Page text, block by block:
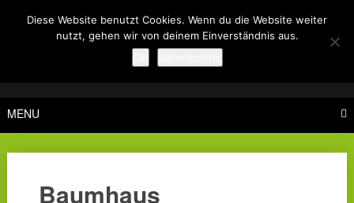
MENU
Baumhaus
Diese Website benutzt Cookies. Wenn du die Website weiter
nutzt, gehen wir von deinem Einverständnis aus.